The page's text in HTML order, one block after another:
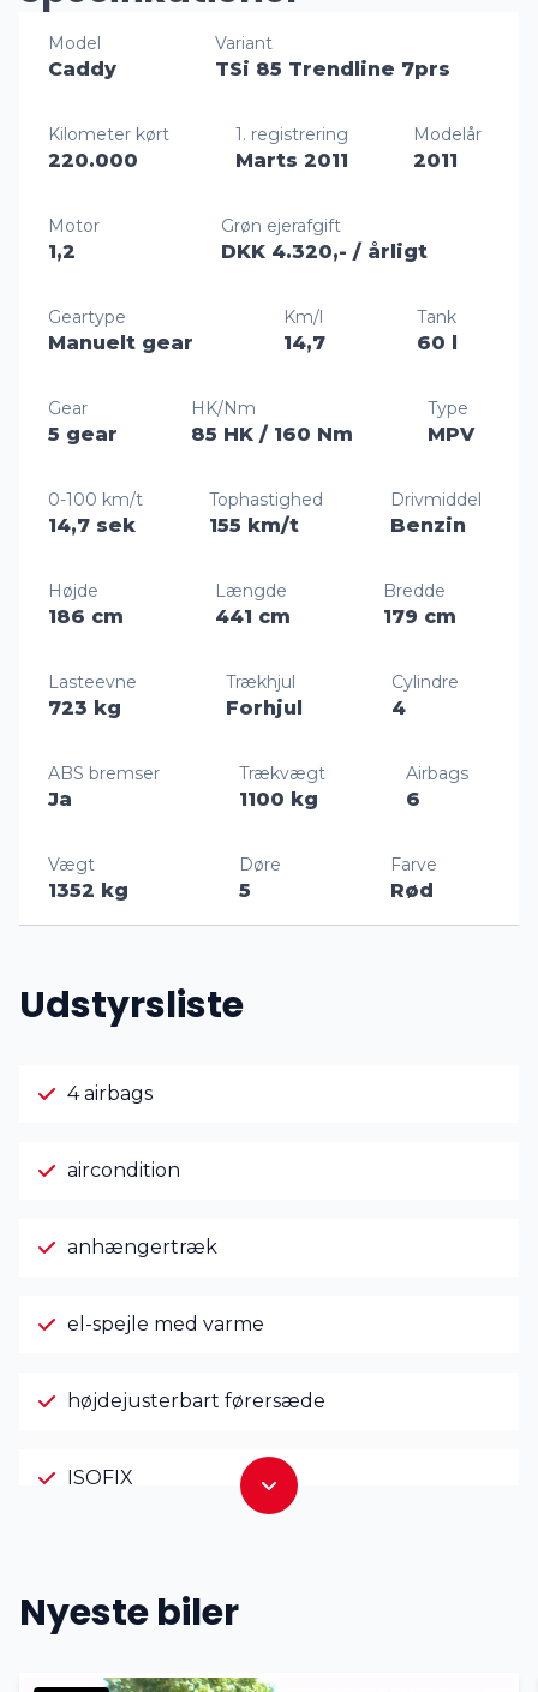
Model
Caddy
Variant
TSi 85 Trendline 7prs
Kilometer kørt
220.000
1. registrering
Marts 2011
Modelår
2011
Motor
1,2
Grøn ejerafgift
DKK 4.320,- / årligt
Geartype
Manuelt gear
Km/l
14,7
Tank
60 l
Gear
5 gear
HK/Nm
85 HK/ 160 Nm
Type
MPV
0-100 km/t
14,7 sek
Tophastighed
155 km/t
Drivmiddel
Benzin
Højde
186 cm
Længde
441 cm
Bredde
179 cm
Lasteevne
723 kg
Trækhjul
Forhjul
Cylindre
4
ABS bremser
Ja
Trækvægt
1100 kg
Airbags
6
Vægt
1352 kg
Døre
5
Farve
Rød
Udstyrsliste
4 airbags
aircondition
anhængertræk
el-spejle med varme
højdejusterbart førersæde
ISOFIX
splitbagsæde
Nyeste biler